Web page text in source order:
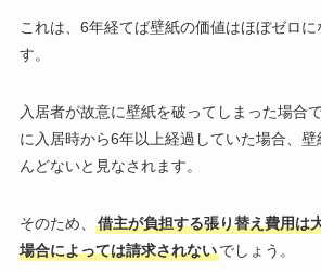
これは、6年経てば壁紙の価値はほぼゼロ
す。
入居者が故意に壁紙を破ってしまった場合
に入居時から6年以上経過していた場合、壁
んどないと見なされます。
そのため、
借主が負担する張り替え費用は
場合によっては請求されないでしょう。